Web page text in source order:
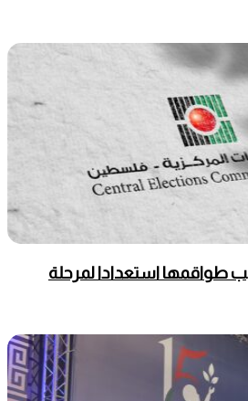
طواقمها استعدادا لمرحلة